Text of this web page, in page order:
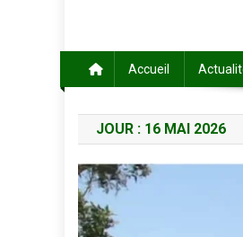
Accueil
JOUR : 16 MAI 2026